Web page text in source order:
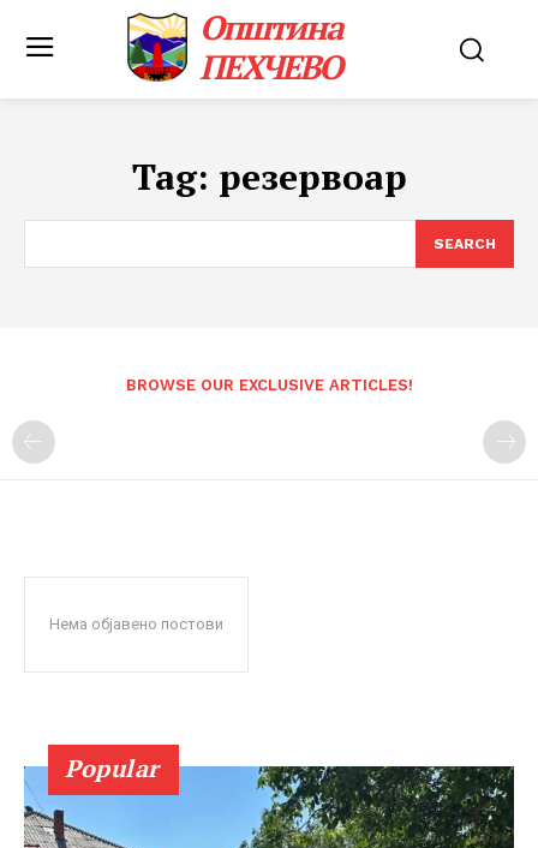
Општина
ПЕХЧЕВО
Tag: резервоар
SEARCH
BROWSE OUR EXCLUSIVE ARTICLES!
Нема објавено постови
Popular